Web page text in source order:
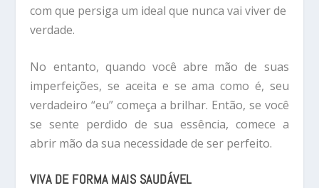
com que persiga um ideal que nunca vai viver de
verdade.
No entanto, quando você abre mão de suas
imperfeições, se aceita e se ama como é, seu
verdadeiro “eu” começa a brilhar. Então, se você
se sente perdido de sua essência, comece a
abrir mão da sua necessidade de ser perfeito.
VIVA DE FORMA MAIS SAUDÁVEL